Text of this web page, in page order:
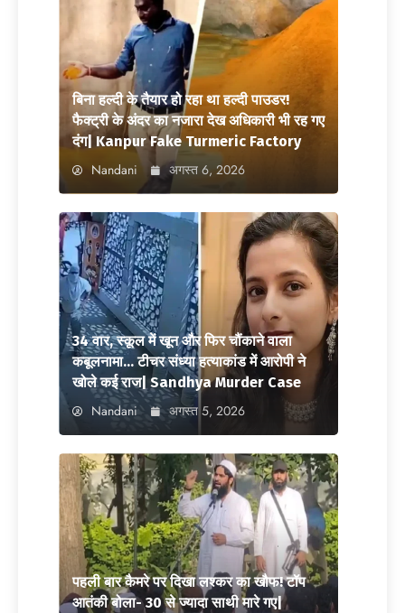
बिना हल्दी के तैयार हो रहा था हल्दी पाउडर!
फैक्ट्री के अंदर का नजारा देख अधिकारी भी रह गए
दंग| Kanpur Fake Turmeric Factory
Nandani अगस्त 6, 2026
34 वार, स्कूल में खून और फिर चौंकाने वाला
कबूलनामा… टीचर संध्या हत्याकांड में आरोपी ने
खोले कई राज| Sandhya Murder Case
Nandani अगस्त 5, 2026
पहली बार कैमरे पर दिखा लश्कर का खौफ! टॉप
आतंकी बोला- 30 से ज्यादा साथी मारे गए|